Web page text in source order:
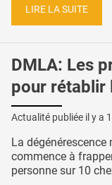
LIRE LA SUITE
DMLA: Les
pour rétablir
Actualité publiée il y a
La dégénérescence
commence à
personne sur 10